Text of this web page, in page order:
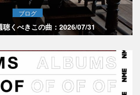
ブログ
くべきこの曲：2026/07/31